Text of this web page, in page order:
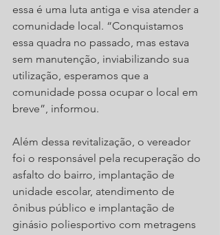
essa é uma luta antiga e visa atender a
comunidade local. “Conquistamos
essa quadra no passado, mas estava
sem manutenção, inviabilizando sua
utilização, esperamos que a
comunidade possa ocupar o local em
breve”, informou.
Além dessa revitalização, o vereador
foi o responsável pela recuperação do
asfalto do bairro, implantação de
unidade escolar, atendimento de
ônibus público e implantação de
ginásio poliesportivo com metragens